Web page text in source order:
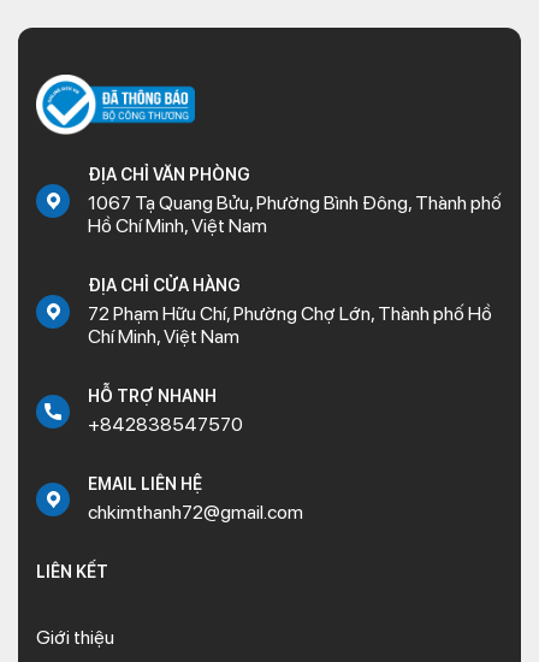
ĐỊA CHỈ VĂN PHÒNG
1067 Tạ Quang Bửu, Phường Bình Đông, Thành phố
Hồ Chí Minh, Việt Nam
ĐỊA CHỈ CỬA HÀNG
72 Phạm Hữu Chí, Phường Chợ Lớn, Thành phố Hồ
Chí Minh, Việt Nam
HỖ TRỢ NHANH
+842838547570
EMAIL LIÊN HỆ
chkimthanh72@gmail.com
LIÊN KẾT
Giới thiệu